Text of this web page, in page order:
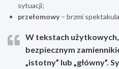
sytuacji;
przełomowy– brzmi
W tekstach
bezpiecznym
„istotny” lub „główny”.